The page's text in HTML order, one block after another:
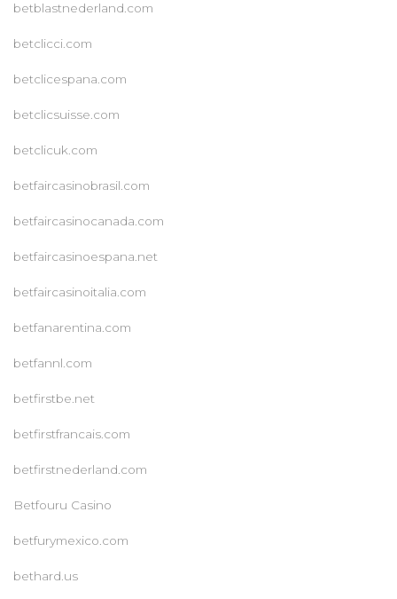
betblastnederland.com
betclicci.com
betclicespana.com
betclicsuisse.com
betclicuk.com
betfaircasinobrasil.com
betfaircasinocanada.com
betfaircasinoespana.net
betfaircasinoitalia.com
betfanarentina.com
betfannl.com
betfirstbe.net
betfirstfrancais.com
betfirstnederland.com
Betfouru Casino
betfurymexico.com
bethard.us